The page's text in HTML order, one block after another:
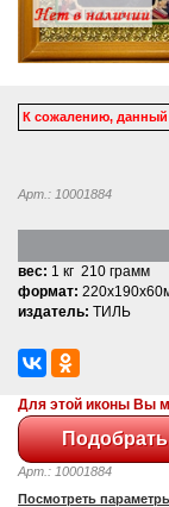
К сожалению, данный
Арт.: 10001884
вес: 1 кг 210 грамм
формат:
издатель: ТИЛЬ
Для этой иконы Вы
Арт.: 10001884
Посмотреть